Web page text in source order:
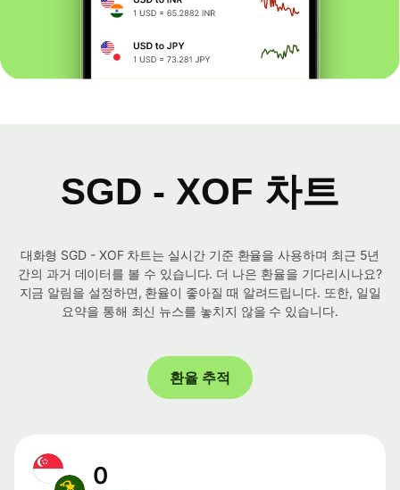
SGD - XOF 차트
대화형 SGD - XOF 차트는 실시간 기준 환율을 사용하며 최근 5년
간의 과거 데이터를 볼 수 있습니다. 더 나은 환율을 기다리시나요?
지금 알림을 설정하면, 환율이 좋아질 때 알려드립니다. 또한, 일일
요약을 통해 최신 뉴스를 놓치지 않을 수 있습니다.
환율 추적
0